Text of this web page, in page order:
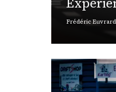
Frédéric Euvrard